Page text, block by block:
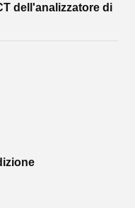
dell'analizzatore di